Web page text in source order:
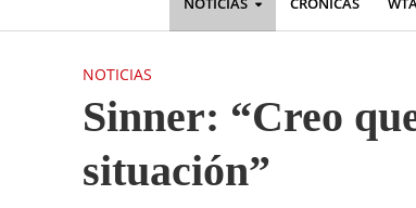
NOTICIAS CRÓNICAS
NOTICIAS
Sinner: “Creo
situación”